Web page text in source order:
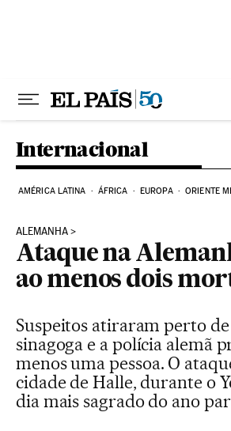
Internacional
AMÉRICA LATINA ÁFRICA EUROPA ORIENTE
ALEMANHA
Ataque na
ao menos dois
Suspeitos atiraram perto
sinagoga e a polícia alemã
menos uma pessoa. O
cidade de Halle, durante o
dia mais sagrado do ano